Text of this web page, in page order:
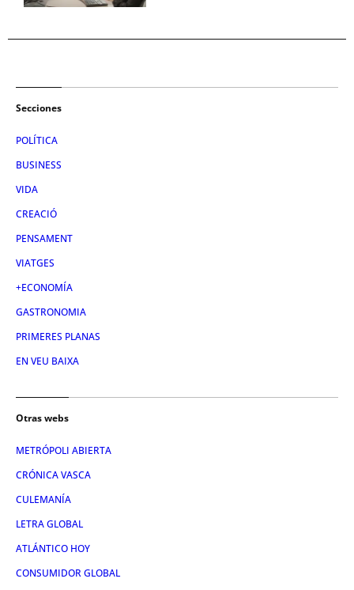
Secciones
POLÍTICA
BUSINESS
VIDA
CREACIÓ
PENSAMENT
VIATGES
+ECONOMÍA
GASTRONOMIA
PRIMERES PLANAS
EN VEU BAIXA
Otras webs
METRÓPOLI ABIERTA
CRÓNICA VASCA
CULEMANÍA
LETRA GLOBAL
ATLÁNTICO HOY
CONSUMIDOR GLOBAL